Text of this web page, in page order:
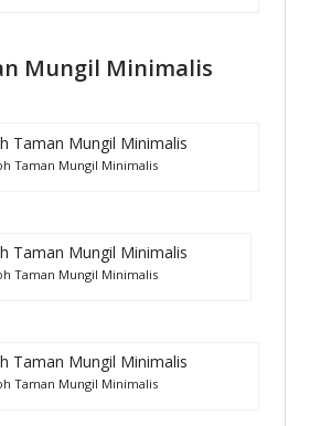
Mungil Minimalis
Taman Mungil Minimalis
Taman Mungil Minimalis
Taman Mungil Minimalis